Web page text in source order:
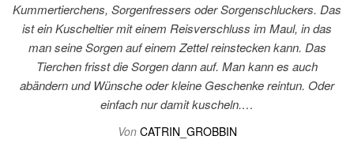
Kummertierchens, Sorgenfressers oder Sorgenschluckers. Das
ist ein Kuscheltier mit einem Reisverschluss im Maul, in das
man seine Sorgen auf einem Zettel reinstecken kann. Das
Tierchen frisst die Sorgen dann auf. Man kann es auch
abändern und Wünsche oder kleine Geschenke reintun. Oder
einfach nur damit kuscheln.…
Von CATRIN_GROBBIN